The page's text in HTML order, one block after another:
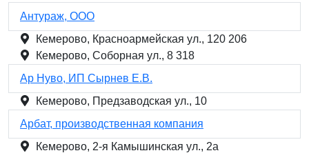
Антураж, ООО
Кемерово, Красноармейская ул., 120 206
Кемерово, Соборная ул., 8 318
Ар Нуво, ИП Сырнев Е.В.
Кемерово, Предзаводская ул., 10
Арбат, производственная компания
Кемерово, 2-я Камышинская ул., 2а